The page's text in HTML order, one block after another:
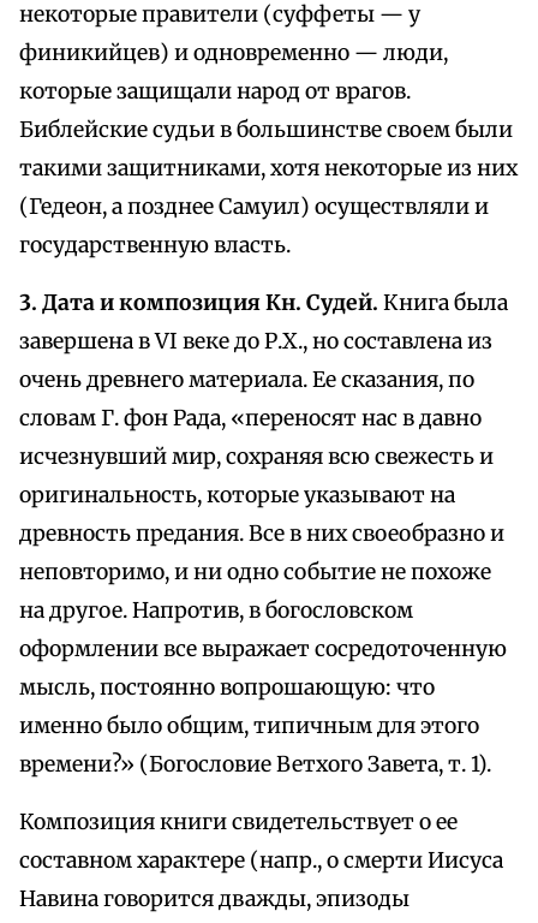
некоторые правители (суффеты — у
финикийцев) и одновременно — люди,
которые защищали народ от врагов.
Библейские судьи в большинстве своем были
такими защитниками, хотя некоторые из них
(Гедеон, а позднее Самуил) осуществляли и
государственную власть.
3. Дата и композиция Кн. Судей. Книга была
завершена в VI веке до Р.Х., но составлена из
очень древнего материала. Ее сказания, по
словам Г. фон Рада, «переносят нас в давно
исчезнувший мир, сохраняя всю свежесть и
оригинальность, которые указывают на
древность предания. Все в них своеобразно и
неповторимо, и ни одно событие не похоже
на другое. Напротив, в богословском
оформлении все выражает сосредоточенную
мысль, постоянно вопрошающую: что
именно было общим, типичным для этого
времени?» (Богословие Ветхого Завета, т. 1).
Композиция книги свидетельствует о ее
составном характере (напр., о смерти Иисуса
Навина говорится дважды, эпизоды